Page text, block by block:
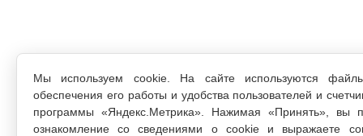
Мы используем cookie. На сайте используются
обеспечения его работы и удобства пользователей и
программы «Яндекс.Метрика». Нажимая «Принять», вы
ознакомление со сведениями о cookie и выражаете